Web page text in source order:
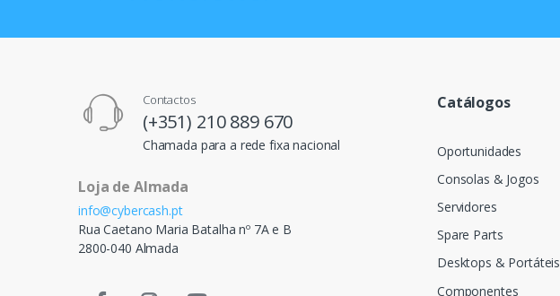
Contactos
(+351) 210 889 670
Chamada para a rede fixa nacional
Loja de Almada
info@cybercash.pt
Rua Caetano Maria Batalha nº 7A e B
2800-040 Almada
Catálogos
Oportunidades
Consolas & Jogos
Servidores
Spare Parts
Desktops & Portáteis
Componentes